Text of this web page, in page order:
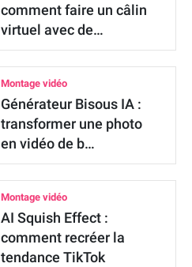
comment faire un câlin
virtuel avec de…
Montage vidéo
Générateur Bisous IA :
transformer une photo
en vidéo de b…
Montage vidéo
AI Squish Effect :
comment recréer la
tendance TikTok